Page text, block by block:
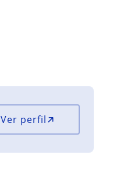
Ver perfil